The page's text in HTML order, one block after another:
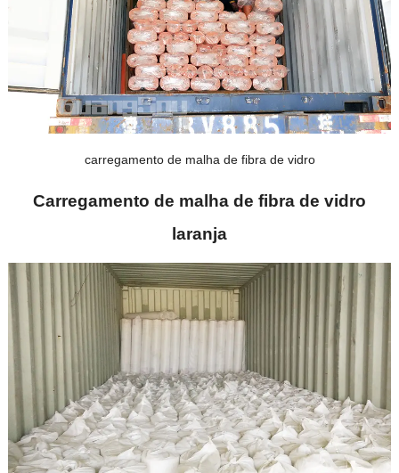
carregamento de malha de fibra de vidro
Carregamento de malha de fibra de vidro
laranja